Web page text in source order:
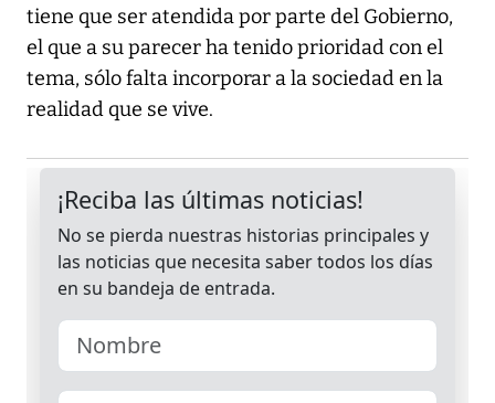
tiene que ser atendida por parte del Gobierno,
el que a su parecer ha tenido prioridad con el
tema, sólo falta incorporar a la sociedad en la
realidad que se vive.